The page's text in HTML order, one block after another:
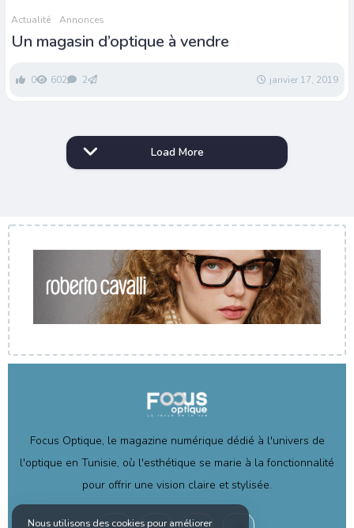
Actualité Annonces
Un magasin d’optique à vendre
0 602 2 janvier 17, 2019
Load More
Focus Optique, le magazine numérique dédié à l'univers de
l'optique en Tunisie, où l'esthétique se marie à la fonctionnalité
pour offrir une vision claire et stylisée.
Nous utilisons des cookies pour améliorer